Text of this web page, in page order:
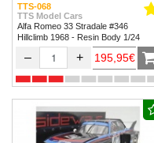
TTS-068
TTS Model Cars
Alfa Romeo 33 Stradale #346
Hillclimb 1968 - Resin Body 1/24
– + 195,95€